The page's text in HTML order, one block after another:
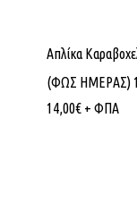
Απλίκα
(ΦΩΣ ΗΜΕΡΑΣ)
14,00€ + ΦΠΑ